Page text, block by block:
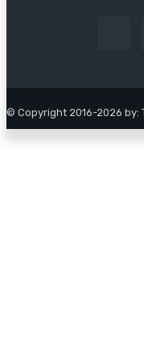
© Copyright 2016-2026 by: